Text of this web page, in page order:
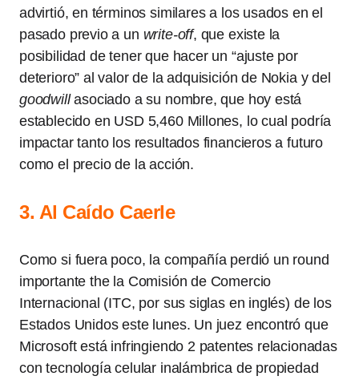
advirtió, en términos similares a los usados en el
pasado previo a un write-off, que existe la
posibilidad de tener que hacer un “ajuste por
deterioro” al valor de la adquisición de Nokia y del
goodwillasociado a su nombre, que hoy está
establecido en USD 5,460 Millones, lo cual podría
impactar tanto los resultados financieros a futuro
como el precio de la acción.
3. Al Caído Caerle
Como si fuera poco, la compañía perdió un round
importante the la Comisión de Comercio
Internacional (ITC, por sus siglas en inglés) de los
Estados Unidos este lunes. Un juez encontró que
Microsoft está infringiendo 2 patentes relacionadas
con tecnología celular inalámbrica de propiedad